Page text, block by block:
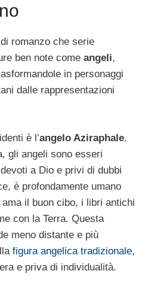
romanzo che serie
ben note come angeli,
in personaggi
dalle rappresentazioni
è l’angelo Aziraphale.
gli angeli sono esseri
a Dio e privi di dubbi
è profondamente umano
il buon cibo, i libri antichi
con la Terra. Questa
meno distante e più
figura angelica tradizionale,
e priva di individualità.